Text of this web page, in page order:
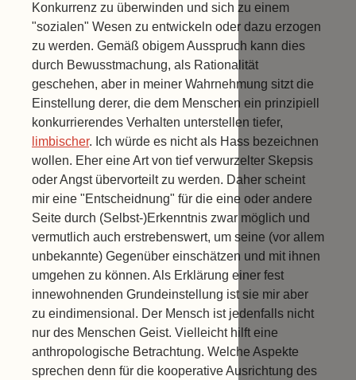
Konkurrenz zu überwinden und sich zu einem
"sozialen" Wesen zu entwickeln oder dazu erzogen
zu werden. Gemäß obigem Ausspruch kann dies
durch Bewusstmachung, als Rationalität
geschehen, aber in meiner Wahrnehmung sitzt die
Einstellung derer, die dem Menschen ein prinzipiell
konkurrierendes Verhalten unterstellen tiefer,
limbischer. Ich würde es nicht als Hass bezeichnen
wollen. Eher eine Art von tief verwurzelter Skepsis
oder Angst übervorteilt zu werden. Daher scheint
mir eine "Entscheidnung" für die eine oder andere
Seite durch (Selbst-)Erkenntnis zwar möglich und
vermutlich auch erstrebenswert, um seine (vor allem
unbekannte) Gegenüber einschätzen und mit ihnen
umgehen zu können. Als Erklärung einer fest
innewohnenden Grundeinstellung ist sie mir aber
zu eindimensional. Der Mensch ist jedenfalls nicht
nur des Menschen Geist. Vielleicht hilft eine
anthropologische Betrachtung. Welche Aspekte
sprechen denn für die kooperative Ausrichtung des